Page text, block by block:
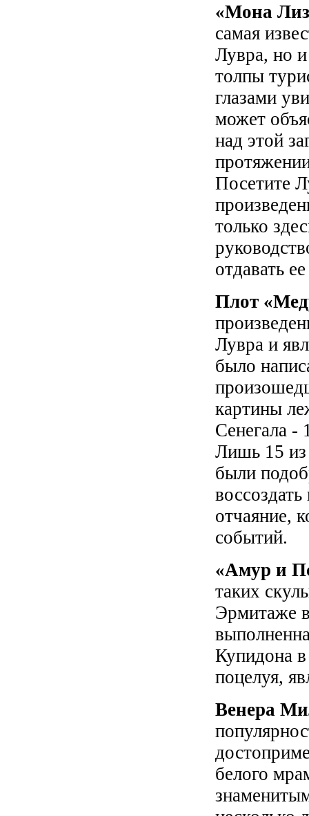
«Мона
самая
Лувра, но
толпы
глазами
может
над этой
Посетите
только
отдавать
Плот
Лувра и
было
картины
Сенегала -
Лишь 15 из
были
отчаяние,
событий.
«Амур и
таких
Эрмитаже
Купидона
поцелуя,
Венера
белого